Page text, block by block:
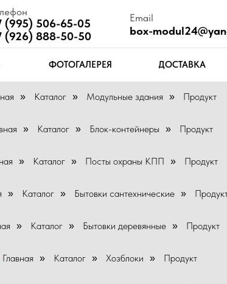
65-05
50-50
box-modul24@yandex.ru
» Каталог » Модульные здания » Продукт
» Каталог » Блок-контейнеры » Продукт
» Каталог » Посты охраны КПП » Продукт
» Каталог » Бытовки сантехнические »
» Каталог » Бытовки деревянные » Продукт
Главная » Каталог » Хозблоки » Продукт